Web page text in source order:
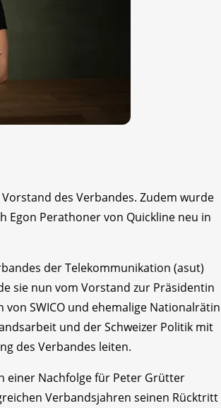
des Verbandes. Zudem wurde
Egon Perathoner von Quickline neu in
der Telekommunikation (asut)
sie nun vom Vorstand zur Präsidentin
SWICO und ehemalige Nationalrätin
und der Schweizer Politik mit
des Verbandes leiten.
einer Nachfolge für Peter Grütter
Verbandsjahren seinen Rücktritt